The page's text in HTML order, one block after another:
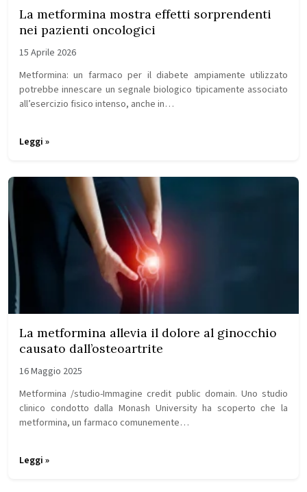
La metformina mostra effetti sorprendenti
nei pazienti oncologici
15 Aprile 2026
Metformina: un farmaco per il diabete ampiamente utilizzato
potrebbe innescare un segnale biologico tipicamente associato
all’esercizio fisico intenso, anche in…
Leggi »
La metformina allevia il dolore al ginocchio
causato dall’osteoartrite
16 Maggio 2025
Metformina /studio-Immagine credit public domain. Uno studio
clinico condotto dalla Monash University ha scoperto che la
metformina, un farmaco comunemente…
Leggi »